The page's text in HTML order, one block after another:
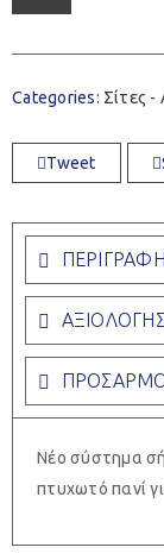
Categories: Σίτες
Tweet
ΠΕΡΙΓΡΑΦΉ
Νέο σύστημα
πτυχωτό πανί